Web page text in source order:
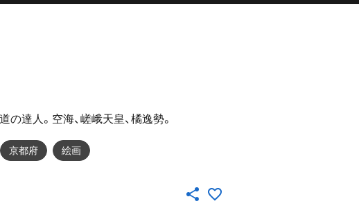
達人。空海、嵯峨天皇、橘逸勢。
京都府 絵画